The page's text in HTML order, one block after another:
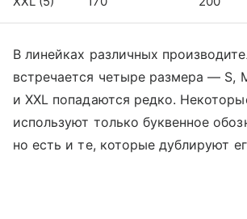
В линейках различных
встречается четыре размера — S,
и XXL попадаются редко.
используют только буквенное
но есть и те, которые дублируют